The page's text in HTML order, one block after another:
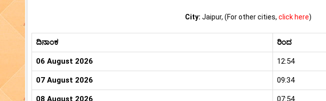
City: Jaipur, (For other cities, click here)
ದಿನಾಂಕ ರಿಂದ
06 August 2026 12:54
07 August 2026 09:34
08 August 2026 07:54